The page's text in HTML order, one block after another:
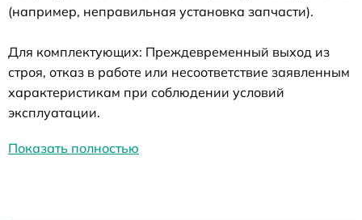
(например, неправильная установка запчасти).
Для комплектующих: Преждевременный выход из
строя, отказ в работе или несоответствие заявленным
характеристикам при соблюдении условий
эксплуатации.
Показать полностью